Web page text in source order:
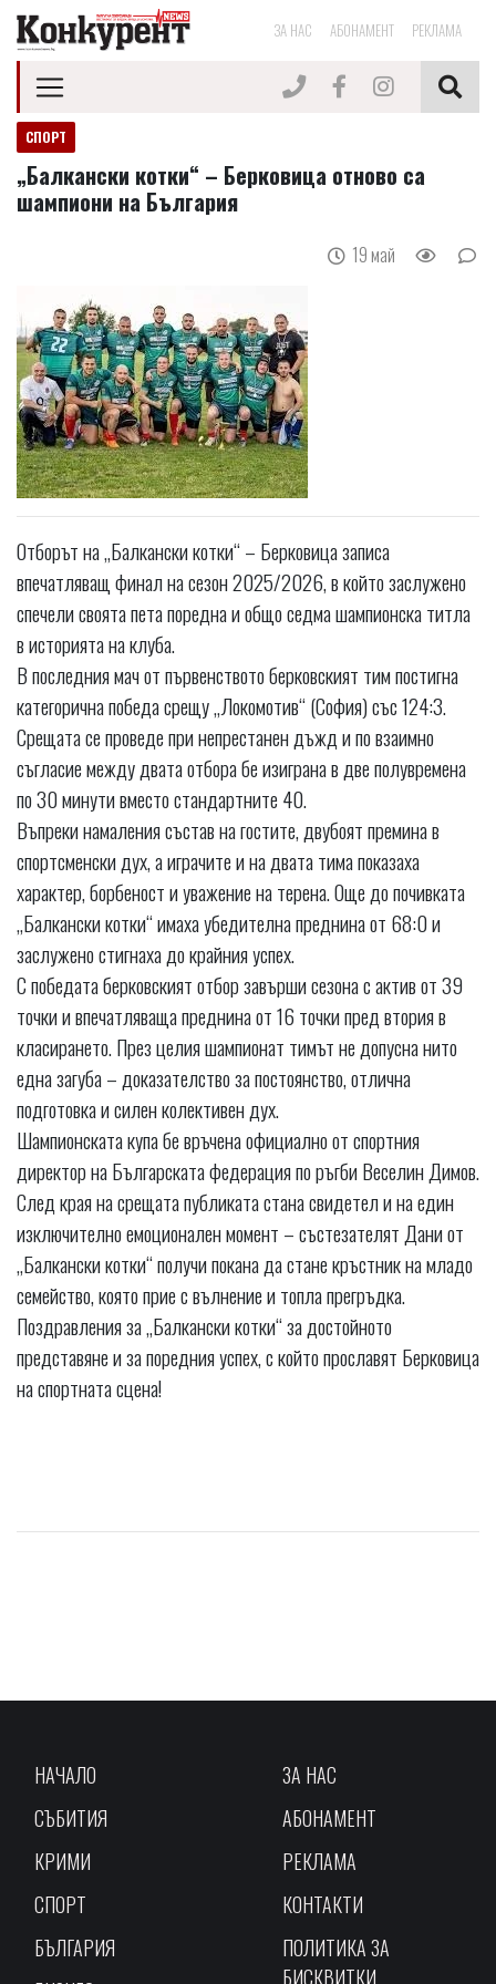
ЗА НАС АБОНАМЕНТ РЕКЛАМА
СПОРТ
„Балкански котки“ – Берковица отново са
шампиони на България
19 май
Отборът на „Балкански котки“ – Берковица записа
впечатляващ финал на сезон 2025/2026, в който заслужено
спечели своята пета поредна и общо седма шампионска титла
в историята на клуба.
В последния мач от първенството берковският тим постигна
категорична победа срещу „Локомотив“ (София) със 124:3.
Срещата се проведе при непрестанен дъжд и по взаимно
съгласие между двата отбора бе изиграна в две полувремена
по 30 минути вместо стандартните 40.
Въпреки намаления състав на гостите, двубоят премина в
спортсменски дух, а играчите и на двата тима показаха
характер, борбеност и уважение на терена. Още до почивката
„Балкански котки“ имаха убедителна преднина от 68:0 и
заслужено стигнаха до крайния успех.
С победата берковският отбор завърши сезона с актив от 39
точки и впечатляваща преднина от 16 точки пред втория в
класирането. През целия шампионат тимът не допусна нито
една загуба – доказателство за постоянство, отлична
подготовка и силен колективен дух.
Шампионската купа бе връчена официално от спортния
директор на Българската федерация по ръгби Веселин Димов.
След края на срещата публиката стана свидетел и на един
изключително емоционален момент – състезателят Дани от
„Балкански котки“ получи покана да стане кръстник на младо
семейство, която прие с вълнение и топла прегръдка.
Поздравления за „Балкански котки“ за достойното
представяне и за поредния успех, с който прославят Берковица
на спортната сцена!
НАЧАЛО
СЪБИТИЯ
КРИМИ
СПОРТ
БЪЛГАРИЯ
ЗА НАС
АБОНАМЕНТ
РЕКЛАМА
КОНТАКТИ
ПОЛИТИКА ЗА
БИСКВИТКИ